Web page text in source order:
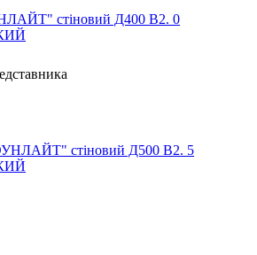
стіновий Д400 В2. 0